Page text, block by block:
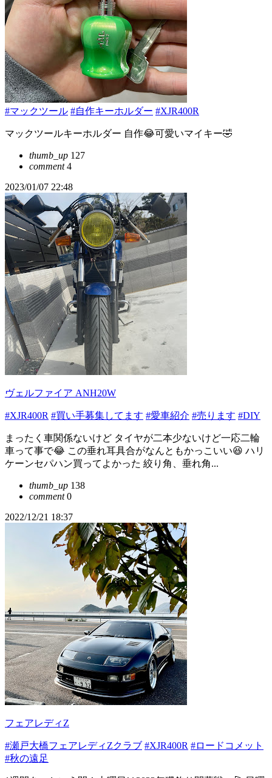
#マックツール #自作キーホルダー #XJR400R
マックツールキーホルダー 自作😂可愛いマイキー🤣
thumb_up 127
comment4
2023/01/07 22:48
ヴェルファイア ANH20W
#XJR400R #買い手募集してます #愛車紹介 #売ります #DIY
まったく車関係ないけど タイヤが二本少ないけど一応二輪
車って事で😂 この垂れ耳具合がなんともかっこいい😆 ハリ
ケーンセパハン買ってよかった 絞り角、垂れ角...
thumb_up 138
comment0
2022/12/21 18:37
フェアレディZ
#瀬戸大橋フェアレディZクラブ #XJR400R #ロードコメット
#秋の遠足